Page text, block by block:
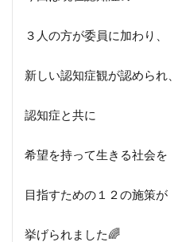
３人の方が委員に加わり、
新しい認知症観が認められ、
認知症と共に
希望を持って生きる社会を
目指すための１２の施策が
挙げられました🌈